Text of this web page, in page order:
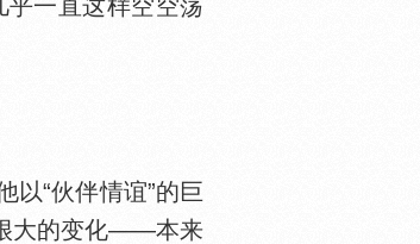
乎一直这样空空荡
“伙伴情谊”的巨
大的变化——本来